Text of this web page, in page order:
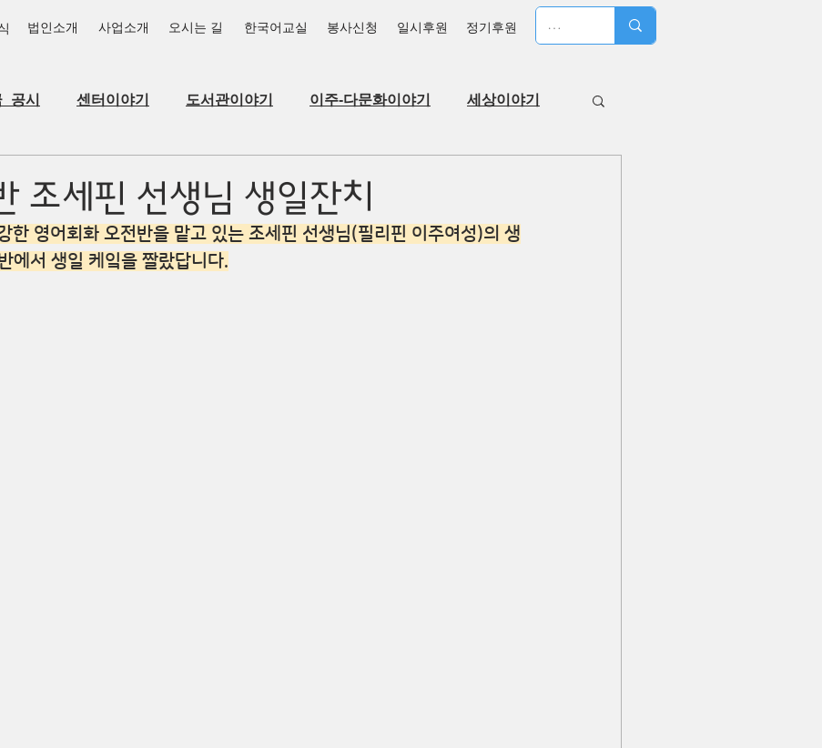
법인소개 사업소개 오시는 길 한국어교실 봉사신청 일시후원 정기후원
공시 센터이야기 도서관이야기 이주-다문화이야기 세상이야기
조세핀 선생님 생일잔치
한 영어회화 오전반을 맡고 있는 조세핀 선생님(필리핀 이주여성)의 생
에서 생일 케잌을 짤랐답니다.